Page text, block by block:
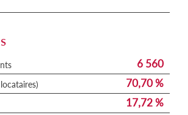
6 560
70,70 %
17,72 %